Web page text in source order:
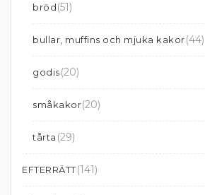
bröd(51)
bullar, muffins och mjuka kakor(44)
godis(20)
småkakor(20)
tårta (29)
EFTERRÄTT(141)